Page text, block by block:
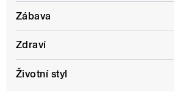
Zábava
Zdraví
Životní styl